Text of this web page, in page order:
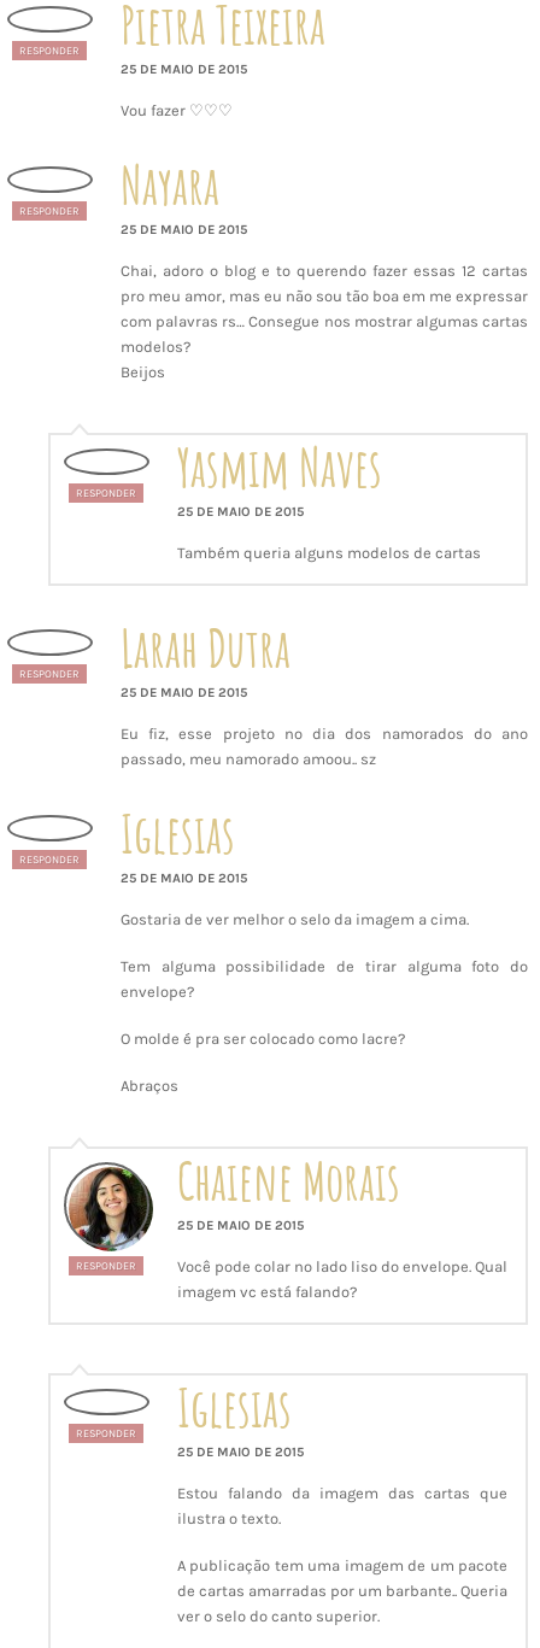
RESPONDER Pietra Teixeira
25 DE MAIO DE 2015
Vou fazer ♡♡♡
RESPONDER Nayara
25 DE MAIO DE 2015
Chai, adoro o blog e to querendo fazer essas 12 cartas
pro meu amor, mas eu não sou tão boa em me expressar
com palavras rs… Consegue nos mostrar algumas cartas
modelos?
Beijos
RESPONDER Yasmim Naves
25 DE MAIO DE 2015
Também queria alguns modelos de cartas
RESPONDER Larah Dutra
25 DE MAIO DE 2015
Eu fiz, esse projeto no dia dos namorados do ano
passado, meu namorado amoou.. sz
RESPONDER Iglesias
25 DE MAIO DE 2015
Gostaria de ver melhor o selo da imagem a cima.
Tem alguma possibilidade de tirar alguma foto do
envelope?
O molde é pra ser colocado como lacre?
Abraços
RESPONDER
Chaiene Morais
25 DE MAIO DE 2015
Você pode colar no lado liso do envelope. Qual
imagem vc está falando?
RESPONDER Iglesias
25 DE MAIO DE 2015
Estou falando da imagem das cartas que
ilustra o texto.
A publicação tem uma imagem de um pacote
de cartas amarradas por um barbante.. Queria
ver o selo do canto superior.